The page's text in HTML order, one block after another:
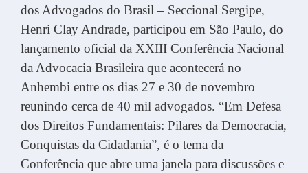
dos Advogados do Brasil – Seccional Sergipe,
Henri Clay Andrade, participou em São Paulo, do
lançamento oficial da XXIII Conferência Nacional
da Advocacia Brasileira que acontecerá no
Anhembi entre os dias 27 e 30 de novembro
reunindo cerca de 40 mil advogados. “Em Defesa
dos Direitos Fundamentais: Pilares da Democracia,
Conquistas da Cidadania”, é o tema da
Conferência que abre uma janela para discussões e